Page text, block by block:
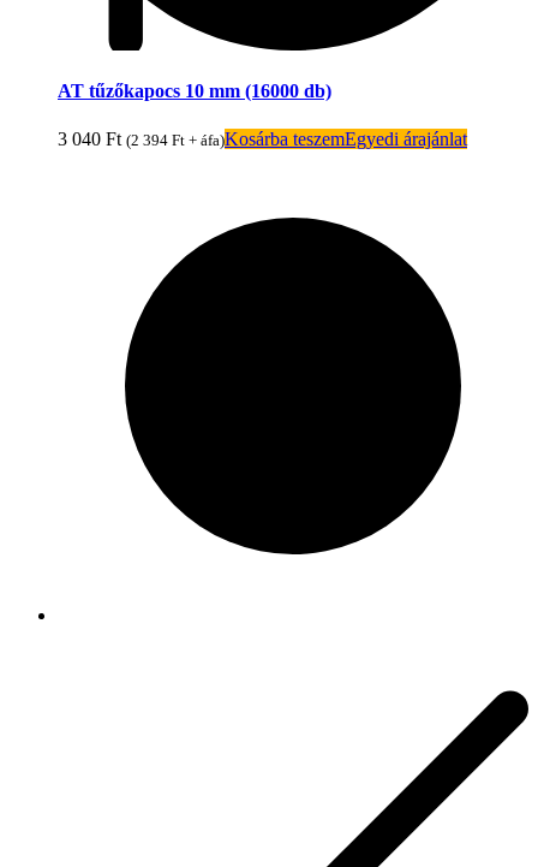
AT tűzőkapocs 10 mm (16000 db)
3 040 Ft (2 394 Ft + áfa)Kosárba teszemEgyedi árajánlat